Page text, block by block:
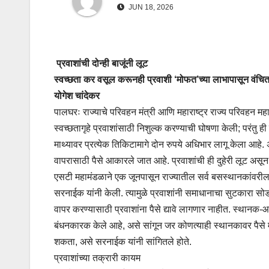
JUN 18, 2026
प्रवाशांची दोन्ही बाजूंनी लूट
स्वच्छता कर वसूल करूनही प्रवाशी ‘मोफत’च्या लाभापासून वंचित
योगेश चांदेकर
पालघरः राज्याचे परिवहन मंत्री आणि महाराष्ट्र राज्य
स्वच्छतागृहे प्रवाशांसाठी निशुल्क करण्याची घोषणा केली; परंतु
माथ्यावर प्रत्येक तिकिटामागे दोन रुपये अधिभार लागू केला
वापरासाठी पैसे आकारले जात आहे. प्रवाशांची ही दुहेरी लूट
एसटी महामंडळाने एक जूनपासून राज्यातील सर्व
सरनाईक यांनी केली. त्यामुळे प्रवाशांनी समाधानाचा सुटकारा
वापर करण्यासाठी प्रवाशांना पैसे द्यावे लागणार नाहीत.
बंधनकारक केले आहे, असे सांगून जर कोणत्याही स्थानकावर पैसे
शकता, असे सरनाईक यांनी सांगितले होते.
प्रवाशांच्या तक्रारी कायम